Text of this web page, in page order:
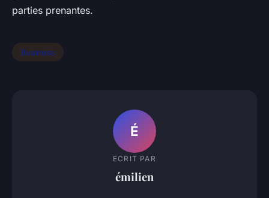
parties prenantes.
Business
É
ECRIT PAR
émilien